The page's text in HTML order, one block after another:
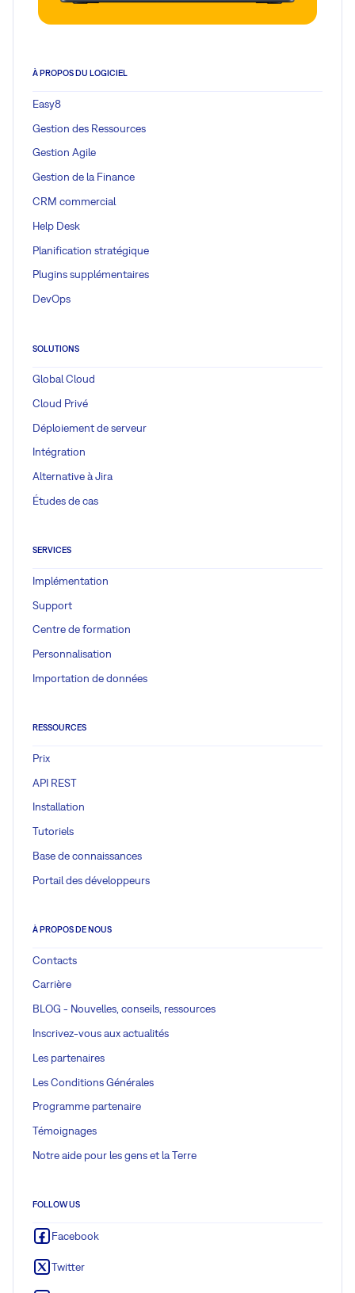
À PROPOS DU LOGICIEL
Easy8
Gestion des Ressources
Gestion Agile
Gestion de la Finance
CRM commercial
Help Desk
Planification stratégique
Plugins supplémentaires
DevOps
SOLUTIONS
Global Cloud
Cloud Privé
Déploiement de serveur
Intégration
Alternative à Jira
Études de cas
SERVICES
Implémentation
Support
Centre de formation
Personnalisation
Importation de données
RESSOURCES
Prix
API REST
Installation
Tutoriels
Base de connaissances
Portail des développeurs
À PROPOS DE NOUS
Contacts
Carrière
BLOG - Nouvelles, conseils, ressources
Inscrivez-vous aux actualités
Les partenaires
Les Conditions Générales
Programme partenaire
Témoignages
Notre aide pour les gens et la Terre
FOLLOW US
Facebook
Twitter